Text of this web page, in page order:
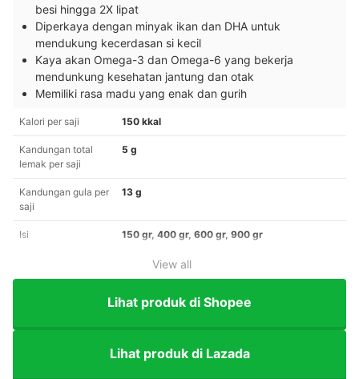
besi hingga 2X lipat
Diperkaya dengan minyak ikan dan DHA untuk
mendukung kecerdasan si kecil
Kaya akan Omega-3 dan Omega-6 yang bekerja
mendunkung kesehatan jantung dan otak
Memiliki rasa madu yang enak dan gurih
Kalori per saji 150 kkal
Kandungan total
lemak per saji
5 g
Kandungan gula per
saji
13 g
Isi 150 gr, 400 gr, 600 gr, 900 gr
View all
Lihat produk di Shopee
Lihat produk di Lazada